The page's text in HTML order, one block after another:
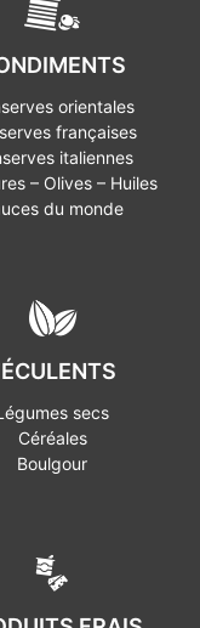
orientales
françaises
italiennes
– Olives – Huiles
du monde
secs
Céréales
Boulgour